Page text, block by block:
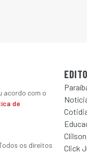
acordo com o
de
os direitos
Click